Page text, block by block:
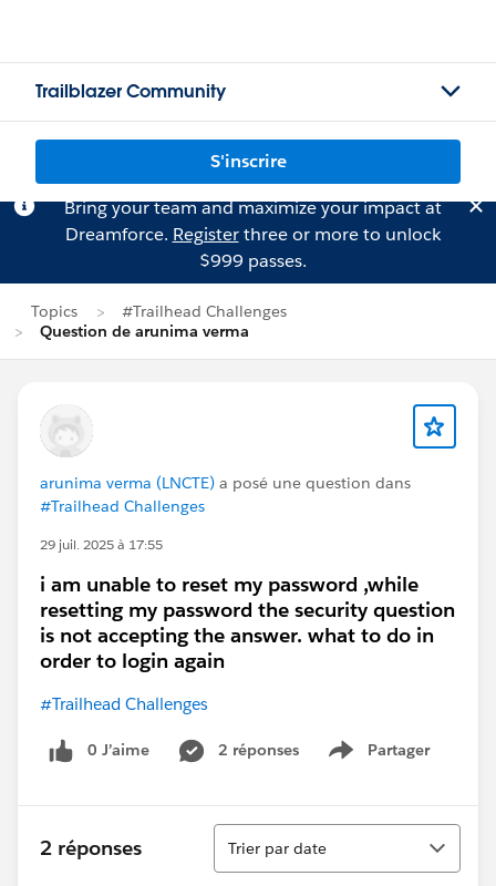
Trailblazer Community
S'inscrire
Bring your team and maximize your impact at
Dreamforce. Registerthree or more to unlock
$999 passes.
Topics
#Trailhead Challenges
Question de arunima verma
arunima verma (LNCTE) a posé une question dans
#Trailhead Challenges
29 juil. 2025 à 17:55
i am unable to reset my password ,while
resetting my password the security question
is not accepting the answer. what to do in
order to login again
#Trailhead Challenges
0 J’aime 2 réponses Partager
Show menu
2 réponses
Tri
Trier par date